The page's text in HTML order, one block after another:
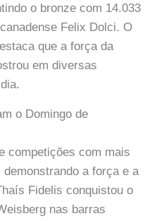
o bronze com 14.033
Felix Dolci. O
que a força da
em diversas
o Domingo de
competições com mais
a força e a
Fidelis conquistou o
nas barras